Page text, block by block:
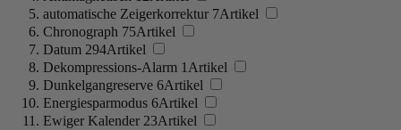
automatische Zeigerkorrektur 7Artikel
Chronograph 75Artikel
Datum 294Artikel
Dekompressions-Alarm 1 Artikel
Dunkelgangreserve 6Artikel
Energiesparmodus 6Artikel
Ewiger Kalender 23Artikel